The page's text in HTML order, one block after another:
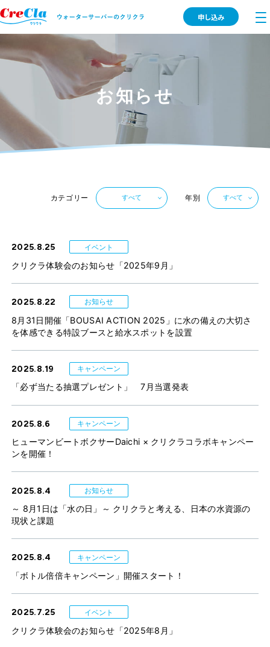
申し込み
お知らせ
カテゴリー すべて 年別 すべて
2025.8.25 イベント
クリクラ体験会のお知らせ「2025年9月」
2025.8.22 お知らせ
8月31日開催「BOUSAI ACTION 2025」に水の備えの大切さ
を体感できる特設ブースと給水スポットを設置
2025.8.19 キャンペーン
「必ず当たる抽選プレゼント」 7月当選発表
2025.8.6 キャンペーン
ヒューマンビートボクサーDaichi × クリクラコラボキャンペー
ンを開催！
2025.8.4 お知らせ
～ 8月1日は「水の日」～ クリクラと考える、日本の水資源の
現状と課題
2025.8.4 キャンペーン
「ボトル倍倍キャンペーン」開催スタート！
2025.7.25 イベント
クリクラ体験会のお知らせ「2025年8月」